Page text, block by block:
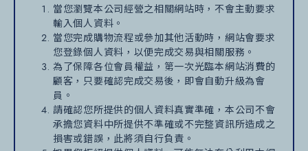
當您瀏覽本公司經營之相關網站時，不會主動要求
輸入個人資料。
當您完成購物流程或參加其他活動時，網站會要求
您登錄個人資料，以便完成交易與相關服務。
為了保障各位會員權益，第一次光臨本網站消費的
顧客，只要確認完成交易後，即會自動升級為會
員。
請確認您所提供的個人資料真實準確，本公司不會
承擔您資料中所提供不準確或不完整資訊所造成之
損害或錯誤，此將須自行負責。